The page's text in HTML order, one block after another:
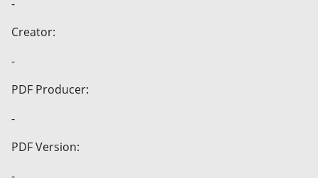
-
Creator:
-
PDF Producer:
-
PDF Version: